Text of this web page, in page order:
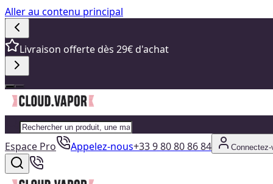
Aller au contenu principal
Livraison offerte dès 29€ d'achat
Espace Pro Appelez-nous+33 9 80 80 86 84 Connectez-